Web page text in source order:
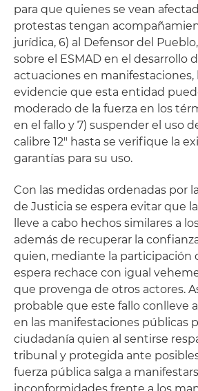
para que quienes se vean
protestas tengan
jurídica, 6) al Defensor del
sobre el ESMAD en el desarrollo
actuaciones en manifestaciones,
evidencie que esta entidad
moderado de la fuerza en los
en el fallo y 7) suspender el uso
calibre 12" hasta se verifique la
garantías para su uso.
Con las medidas ordenadas por
de Justicia se espera evitar que
lleve a cabo hechos similares a
además de recuperar la
quien, mediante la participación
espera rechace con igual
que provenga de otros actores.
probable que este fallo conlleve
en las manifestaciones públicas
ciudadanía quien al sentirse
tribunal y protegida ante
fuerza pública salga a